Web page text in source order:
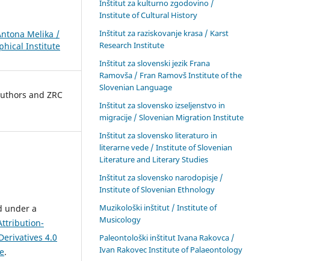
Melika /
Institute
and ZRC
under a
4.0
.
Inštitut za kulturno zgodovino /
Institute of Cultural History
Inštitut za raziskovanje krasa / Karst
Research Institute
Inštitut za slovenski jezik Frana
Ramovša / Fran Ramovš Institute of the
Slovenian Language
Inštitut za slovensko izseljenstvo in
migracije / Slovenian Migration Institute
Inštitut za slovensko literaturo in
literarne vede / Institute of Slovenian
Literature and Literary Studies
Inštitut za slovensko narodopisje /
Institute of Slovenian Ethnology
Muzikološki inštitut / Institute of
Musicology
Paleontološki inštitut Ivana Rakovca /
Ivan Rakovec Institute of Palaeontology